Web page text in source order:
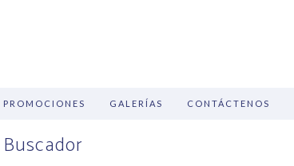
PROMOCIONES GALERÍAS CONTÁCTENOS
Buscador